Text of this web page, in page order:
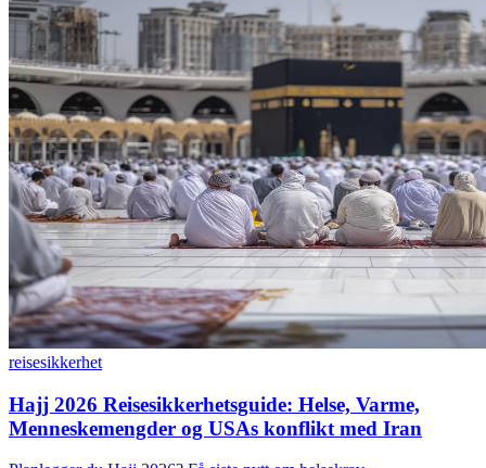
reisesikkerhet
Hajj 2026 Reisesikkerhetsguide: Helse, Varme,
Menneskemengder og USAs konflikt med Iran